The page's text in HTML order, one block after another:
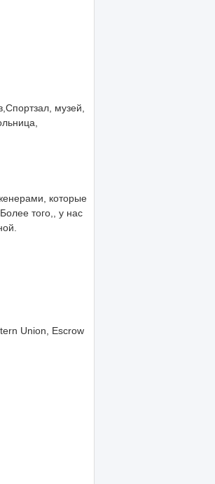
Спортзал, музей,
которые
того,, у нас
Union, Escrow